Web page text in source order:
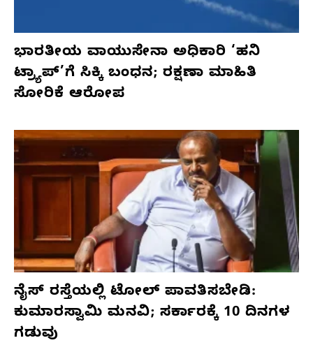
ಭಾರತೀಯ ವಾಯುಸೇನಾ ಅಧಿಕಾರಿ ‘ಹನಿ
ಟ್ರ್ಯಾಪ್’ಗೆ ಸಿಕ್ಕಿ ಬಂಧನ; ರಕ್ಷಣಾ ಮಾಹಿತಿ
ಸೋರಿಕೆ ಆರೋಪ
ನೈಸ್ ರಸ್ತೆಯಲ್ಲಿ ಟೋಲ್ ಪಾವತಿಸಬೇಡಿ:
ಕುಮಾರಸ್ವಾಮಿ ಮನವಿ; ಸರ್ಕಾರಕ್ಕೆ 10 ದಿನಗಳ
ಗಡುವು